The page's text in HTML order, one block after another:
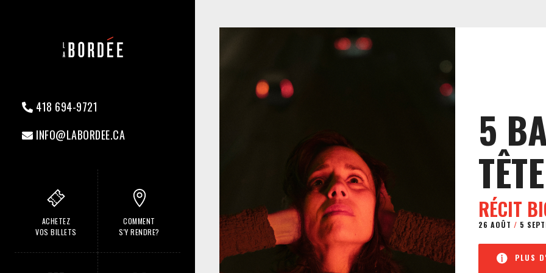
418 694-9721
INFO@LABORDEE.CA
ACHETEZ
VOS BILLETS
COMMENT
S'Y RENDRE?
5
TÊTE
RÉCIT
26 AOÛT / 5
PLUS